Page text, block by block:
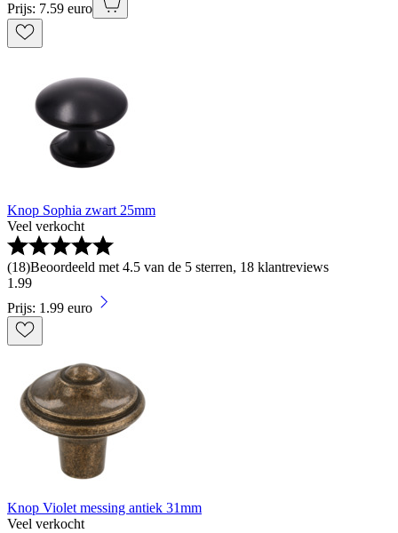
Prijs: 7.59 euro
Knop Sophia zwart 25mm
Veel verkocht
(18)Beoordeeld met 4.5 van de 5 sterren, 18 klantreviews
1 .99
Prijs: 1.99 euro
Knop Violet messing antiek 31mm
Veel verkocht